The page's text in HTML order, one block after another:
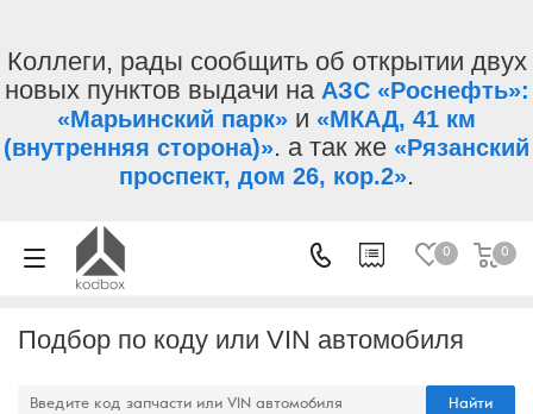
Коллеги, рады сообщить об открытии двух
новых пунктов выдачи на АЗС «Роснефть»:
«Марьинский парк» и «МКАД, 41 км
(внутренняя сторона)». а так же «Рязанский
проспект, дом 26, кор.2».
0 0
Подбор по коду или VIN автомобиля
Найти